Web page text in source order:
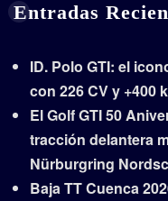
Entradas
ID. Polo GTI: el
con 226 CV y +400
El Golf GTI 50
tracción delantera
Nürburgring
Baja TT Cuenca